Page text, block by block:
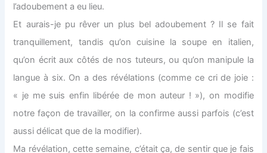
l’adoubement a eu lieu.
Et aurais-je pu rêver un plus bel adoubement ? Il se fait
tranquillement, tandis qu’on cuisine la soupe en italien,
qu’on écrit aux côtés de nos tuteurs, ou qu’on manipule la
langue à six. On a des révélations (comme ce cri de joie :
« je me suis enfin libérée de mon auteur ! »), on modifie
notre façon de travailler, on la confirme aussi parfois (c’est
aussi délicat que de la modifier).
Ma révélation, cette semaine, c’était ça, de sentir que je fais